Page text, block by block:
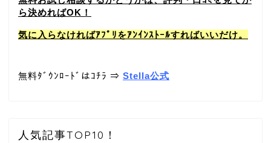
ら決めればOK！
気に入らなければｱﾌﾟﾘをｱﾝｲﾝｽﾄｰﾙすればいいだけ。
無料ﾀﾞｳﾝﾛｰﾄﾞはｺﾁﾗ ⇒ Stella公式
人気記事TOP10！